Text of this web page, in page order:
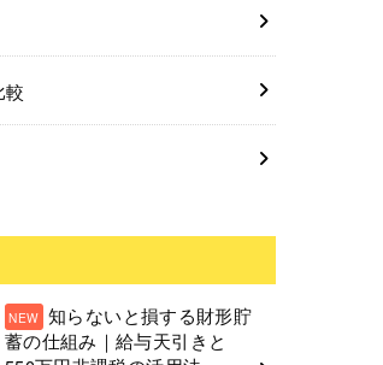
較
知らないと損する財形貯
蓄の仕組み｜給与天引きと